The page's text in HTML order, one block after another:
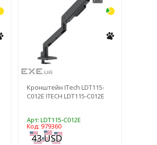
Кронштейн ITech LDT115-
C012E ITECH LDT115-C012E
Арт: LDT115-C012E
Код: 979360